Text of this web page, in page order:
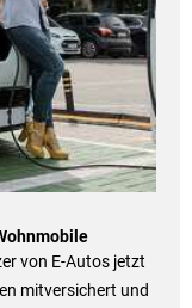
von E-Autos jetzt
mitversichert und